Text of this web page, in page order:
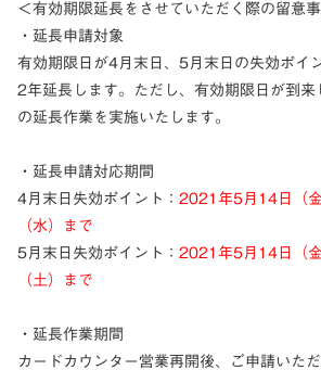
＜有効期限延長をさせていただく際の留意
・延長申請対象
有効期限日が4月末日、5月末日の失効ポイ
2年延長します。ただし、有効期限日が到来
の延長作業を実施いたします。
・延長申請対応期間
4月末日失効ポイント： 2021年5月14日（
（水）まで
5月末日失効ポイント： 2021年5月14日（
（土）まで
・延長作業期間
カードカウンター営業再開後、ご申請いた